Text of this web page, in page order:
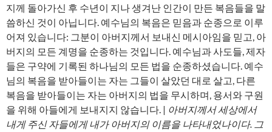
지께 돌아가신 후 수년이 지나 생겨난 인간이 만든 복음들을 말
씀하신 것이 아닙니다. 예수님의 복음은 믿음과 순종으로 이루
어져 있습니다: 그분이 아버지께서 보내신 메시아임을 믿고, 아
버지의 모든 계명을 순종하는 것입니다. 예수님과 사도들, 제자
들은 구약에 기록된 하나님의 모든 법을 순종하셨습니다. 예수
님의 복음을 받아들이는 자는 그들이 살았던 대로 살고, 다른
복음을 받아들이는 자는 아버지의 법을 무시하며, 용서와 구원
을 위해 아들에게 보내지지 않습니다. | 아버지께서 세상에서
내게 주신 자들에게 내가 아버지의 이름을 나타내었나이다. 그